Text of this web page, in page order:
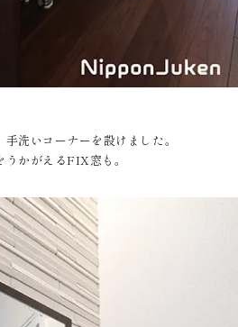
洗いコーナーを設けました。
かがえるFIX窓も。